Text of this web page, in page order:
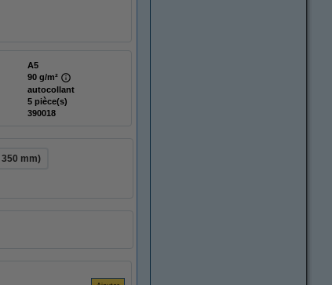
A5
90 g/m²
autocollant
5 pièce(s)
390018
350 mm)